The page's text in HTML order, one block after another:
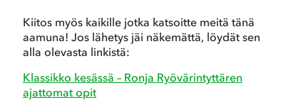
Kiitos myös kaikille jotka katsoitte meitä tänä
aamuna! Jos lähetys jäi näkemättä, löydät sen
alla olevasta linkistä:
Klassikko kesässä – Ronja Ryövärintyttären
ajattomat opit